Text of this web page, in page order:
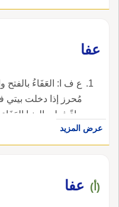
عفا
ع ف ا: العَفَاءُ بالفتح
مُحرز إذا دخلت بيتي
ماءً فعلى الدنيا
النفقة قلت ومنه
قُل العفو} قلت وأما
ويقال أعطاه عفو
ويقال أعْفِنِي من
عرض المزيد
(أ) عفا